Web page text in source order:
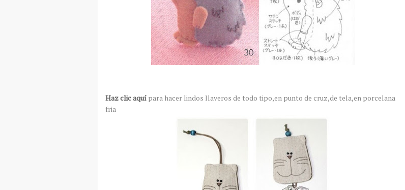
Haz clic aquí para hacer lindos llaveros de todo tipo,en punto de cruz,de tela,en porcelana
fria